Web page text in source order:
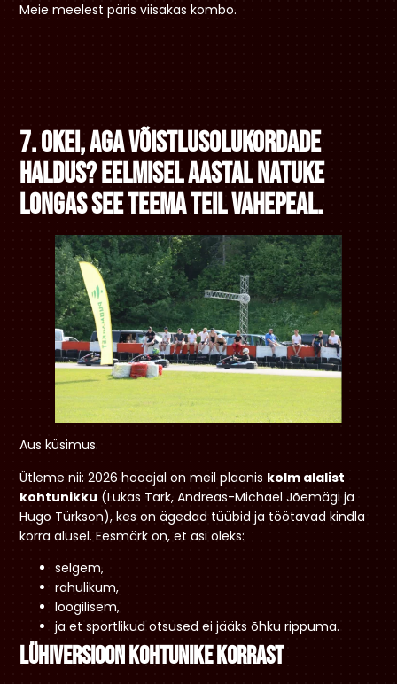
Meie meelest päris viisakas kombo.
7. Okei, aga võistlusolukordade
haldus? Eelmisel aastal natuke
longas see teema teil vahepeal.
Aus küsimus.
Ütleme nii: 2026 hooajal on meil plaanis kolm alalist
kohtunikku (Lukas Tark, Andreas-Michael Jõemägi ja
Hugo Türkson), kes on ägedad tüübid ja töötavad kindla
korra alusel. Eesmärk on, et asi oleks:
selgem,
rahulikum,
loogilisem,
ja et sportlikud otsused ei jääks õhku rippuma.
Lühiversioon kohtunike korrast